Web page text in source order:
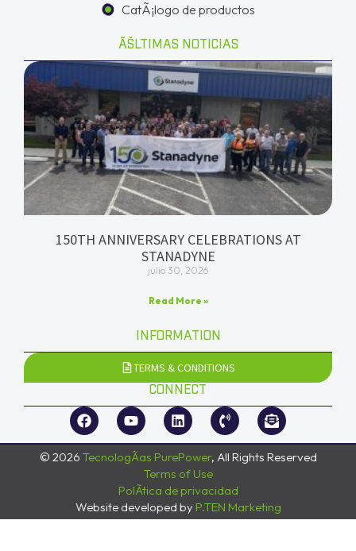
CatÃ¡logo de productos
ÃŠLTIMAS NOTICIAS
150TH ANNIVERSARY CELEBRATIONS AT
STANADYNE
julio 30, 2026
Read More »
INFORMATION
TERMS & CONDITIONS
CONNECT
© 2026 TecnologÃ­as PurePower, All Rights Reserved
Terms of Use
PolÃ­tica de privacidad
Website developed by P.TEN Marketing